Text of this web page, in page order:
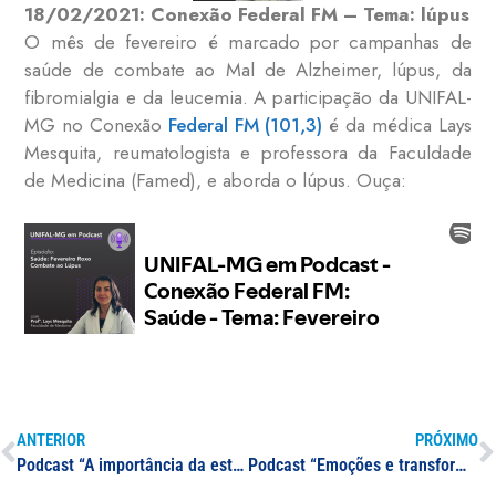
18/02/2021: Conexão Federal FM – Tema: lúpus
O mês de fevereiro é marcado por campanhas de
saúde de combate ao Mal de Alzheimer, lúpus, da
fibromialgia e da leucemia. A participação da UNIFAL-
MG no Conexão Federal FM (101,3) é da médica Lays
Mesquita, reumatologista e professora da Faculdade
de Medicina (Famed), e aborda o lúpus. Ouça:
ANTERIOR
Podcast “A importância da estatística na compreensão e enfrentamento da pandemia” – Profa. Adriele Aparecida Pereira
PRÓXIMO
Podcast “Emoções e transformações pessoais durante a pandemia” – Prof. Leandro Ferreira e Profa. Luciene Resende Gonçalves